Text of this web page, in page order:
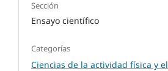
Sección
Ensayo científico
Categorías
Ciencias de la actividad física y el